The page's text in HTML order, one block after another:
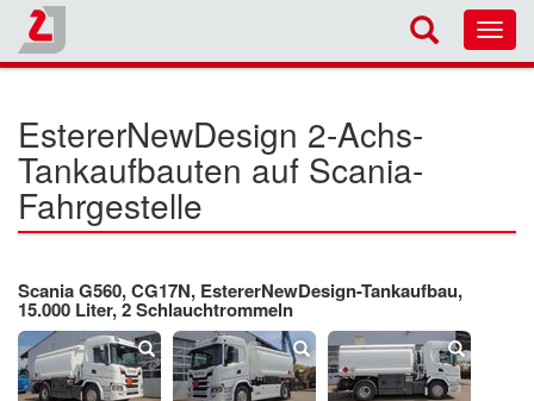
EstererNewDesign 2-Achs-
Tankaufbauten auf Scania-
Fahrgestelle
Scania G560, CG17N, EstererNewDesign-Tankaufbau,
15.000 Liter, 2 Schlauchtrommeln